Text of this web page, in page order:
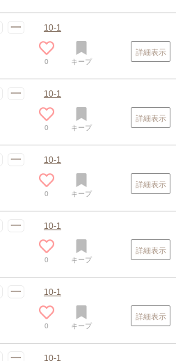
一 10-1
0 キープ
詳細表示
一 10-1
0 キープ
詳細表示
一 10-1
0 キープ
詳細表示
一 10-1
0 キープ
詳細表示
一 10-1
0 キープ
詳細表示
一 10-1